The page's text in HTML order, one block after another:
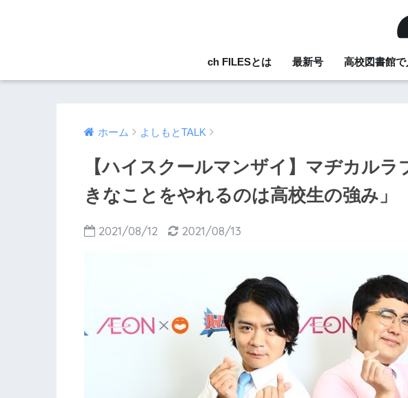
ch FILESとは 最新号 高校図書館
ホーム よしもとTALK
【ハイスクールマンザイ】マヂカルラ
きなことをやれるのは高校生の強み」
2021/08/12 2021/08/13